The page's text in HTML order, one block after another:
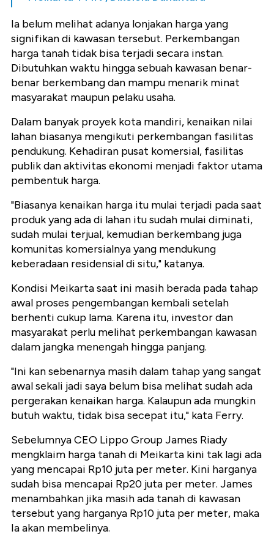
Ia belum melihat adanya lonjakan harga yang
signifikan di kawasan tersebut. Perkembangan
harga tanah tidak bisa terjadi secara instan.
Dibutuhkan waktu hingga sebuah kawasan benar-
benar berkembang dan mampu menarik minat
masyarakat maupun pelaku usaha.
Dalam banyak proyek kota mandiri, kenaikan nilai
lahan biasanya mengikuti perkembangan fasilitas
pendukung. Kehadiran pusat komersial, fasilitas
publik dan aktivitas ekonomi menjadi faktor utama
pembentuk harga.
"Biasanya kenaikan harga itu mulai terjadi pada saat
produk yang ada di lahan itu sudah mulai diminati,
sudah mulai terjual, kemudian berkembang juga
komunitas komersialnya yang mendukung
keberadaan residensial di situ," katanya.
Kondisi Meikarta saat ini masih berada pada tahap
awal proses pengembangan kembali setelah
berhenti cukup lama. Karena itu, investor dan
masyarakat perlu melihat perkembangan kawasan
dalam jangka menengah hingga panjang.
"Ini kan sebenarnya masih dalam tahap yang sangat
awal sekali jadi saya belum bisa melihat sudah ada
pergerakan kenaikan harga. Kalaupun ada mungkin
butuh waktu, tidak bisa secepat itu," kata Ferry.
Sebelumnya CEO Lippo Group James Riady
mengklaim harga tanah di Meikarta kini tak lagi ada
yang mencapai Rp10 juta per meter. Kini harganya
sudah bisa mencapai Rp20 juta per meter. James
menambahkan jika masih ada tanah di kawasan
tersebut yang harganya Rp10 juta per meter, maka
Ia akan membelinya.